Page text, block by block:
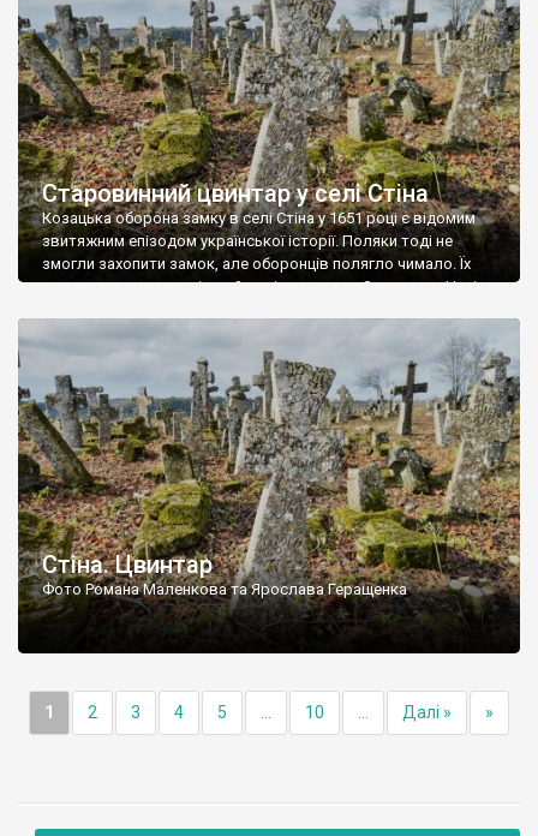
Старовинний цвинтар у селі Стіна
Козацька оборона замку в селі Стіна у 1651 році є відомим
звитяжним епізодом української історії. Поляки тоді не
змогли захопити замок, але оборонців полягло чимало. Їх
поховали на цвинтарі, який тоді називався Замковим. Нині на
ньому чимало хрестів 19 століття, є такі, де епітафії стер […]
Стіна. Цвинтар
Фото Романа Маленкова та Ярослава Геращенка
1 2 3 4 5 10 Далі » »